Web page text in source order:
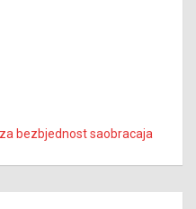
bezbjednost saobracaja